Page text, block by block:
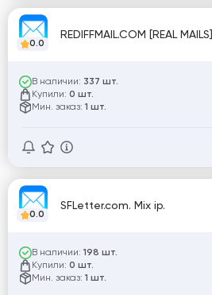
0.0
REDIFFMAIL.COM [REAL MAILS]
В наличии: 337 шт.
Купили: 0 шт.
Мин. заказ: 1 шт.
0.0
SFLetter.com. Mix ip.
В наличии: 198 шт.
Купили: 0 шт.
Мин. заказ: 1 шт.